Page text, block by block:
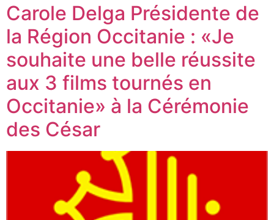
Carole Delga Présidente de
la Région Occitanie : «Je
souhaite une belle réussite
aux 3 films tournés en
Occitanie» à la Cérémonie
des César